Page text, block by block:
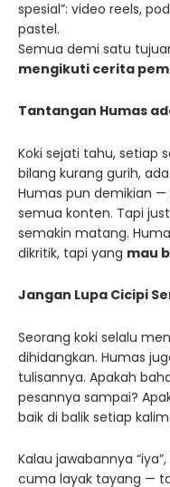
spesial”: video reels,
pastel.
Semua demi satu
mengikuti cerita
Tantangan Humas
Koki sejati tahu, setiap
bilang kurang gurih,
Humas pun demikian
semua konten. Tapi
semakin matang.
dikritik, tapi yang mau
Jangan Lupa Cicipi
Seorang koki selalu
dihidangkan. Humas
tulisannya. Apakah
pesannya sampai?
baik di balik setiap
Kalau jawabannya
cuma layak tayang —